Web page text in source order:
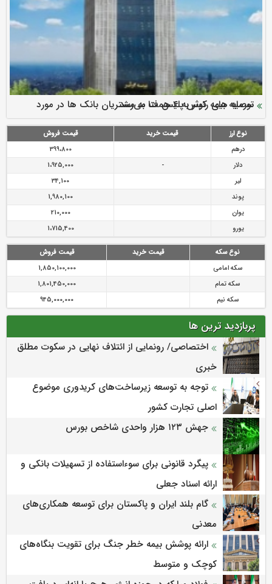
ارزش سهام عدالت بالا رفت
سرمایه بیمه کوثر به ۴ همت می‌رسد
نود ثانیه با فولاد سنگان
تقدیر دبیرکل سندیکای بیمه گران ایران از اقدامات مدیرعامل بیمه
رازی
توصیه های رئیس پلیس فتا به مشتریان بانک ها در مورد
پیشگیری از سرقت های مجازی
نوع ارز قیمت خرید
قیمت فروش
درهم
399،800
دلار
-
1،925,000
لیر
34,100
پوند
1,980,100
یوان
210,000
یورو
1،715,400
نوع سکه قیمت خرید
قیمت فروش
سکه امامی
1,850,100,000
سکه تمام
1,801,450,000
سکه نیم
945,000,000
پربازدید ترین ها
اختصاصی/ رونمایی از ائتلاف‌ نهایی در سکوت مطلق
خبری
توجه به توسعه زیرساخت‌های کریدوری موضوع
اصلی تجارت کشور
جهش ۱۲۳ هزار واحدی شاخص بورس
پیگرد قانونی برای سوءاستفاده از تسهیلات بانکی و
ارائه اسناد جعلی
گام بلند ایران و پاکستان برای توسعه همکاری‌های
معدنی
ارائه پوشش بیمه خطر جنگ برای تقویت بنگاه‌های
کوچک و متوسط